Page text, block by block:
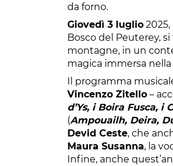
da forno.
Giovedì 3 luglio
Bosco del Peuterey,
montagne, in un
magica immersa
Il programma
Vincenzo Zitello –
d’Ys, i Boira Fusca,
(Ampouailh, Deira,
Devid Ceste, che
Maura Susanna, la
Infine, anche